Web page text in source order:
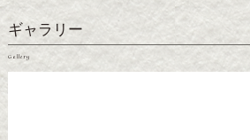
ギャラリー
Gallery